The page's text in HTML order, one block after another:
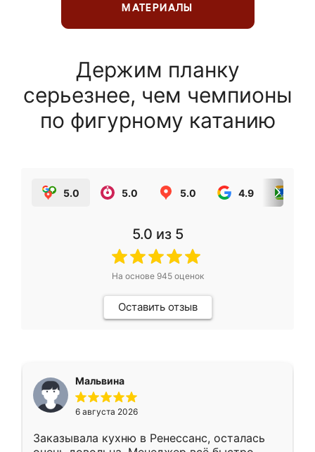
МАТЕРИАЛЫ
Держим планку
серьезнее, чем чемпионы
по фигурному катанию
5.0 5.0 5.0 4.9
5.0 из 5
На основе 945оценок
Оставить отзыв
Мальвина
6 августа 2026
Заказывала кухню в Ренессанс, осталась